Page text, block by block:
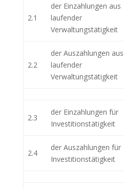
2.1
der Einzahlungen aus
laufender
Verwaltungstätigkeit
2.2
der Auszahlungen aus
laufender
Verwaltungstätigkeit
2.3
der Einzahlungen für
Investitionstätigkeit
2.4
der Auszahlungen für
Investitionstätigkeit